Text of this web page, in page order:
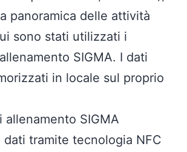
panoramica delle attività
sono stati utilizzati i
SIGMA. I dati
in locale sul proprio
allenamento SIGMA
tramite tecnologia NFC